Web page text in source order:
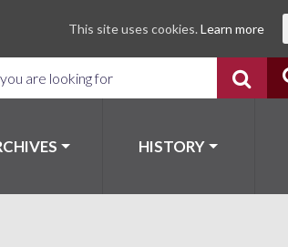
HISTORY
This site uses cookies. Learn more